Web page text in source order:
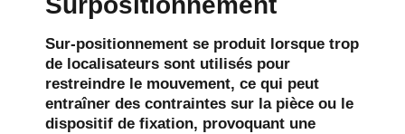
Sur-positionnement se produit lorsque trop
de localisateurs sont utilisés pour
restreindre le mouvement, ce qui peut
entraîner des contraintes sur la pièce ou le
dispositif de fixation, provoquant une